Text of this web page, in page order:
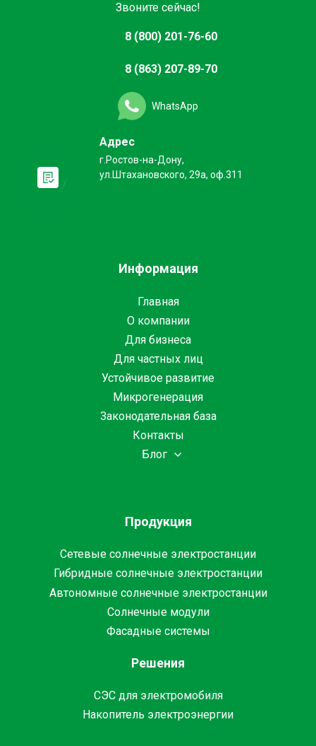
Звоните сейчас!
8 (800) 201-76-60
8 (863) 207-89-70
WhatsApp
Адрес
г.Ростов-на-Дону,
ул.Штахановского, 29а, оф.311
Информация
Главная
О компании
Для бизнеса
Для частных лиц
Устойчивое развитие
Микрогенерация
Законодательная база
Контакты
Блог
Продукция
Сетевые солнечные электростанции
Гибридные солнечные электростанции
Автономные солнечные электростанции
Солнечные модули
Фасадные системы
Решения
СЭС для электромобиля
Накопитель электроэнергии